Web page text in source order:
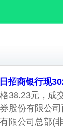
招商银行现
38.23元，成
股份有限公
限公司总部(